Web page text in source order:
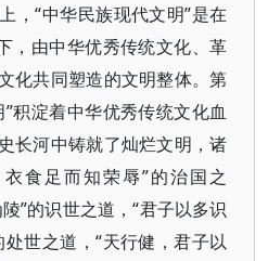
，“中华民族现代文明”是在
，由中华优秀传统文化、革
化共同塑造的文明整体。第
积淀着中华优秀传统文化血
长河中铸就了灿烂文明，诸
食足而知荣辱”的治国之
”的识世之道，“君子以多识
世之道，“天行健，君子以